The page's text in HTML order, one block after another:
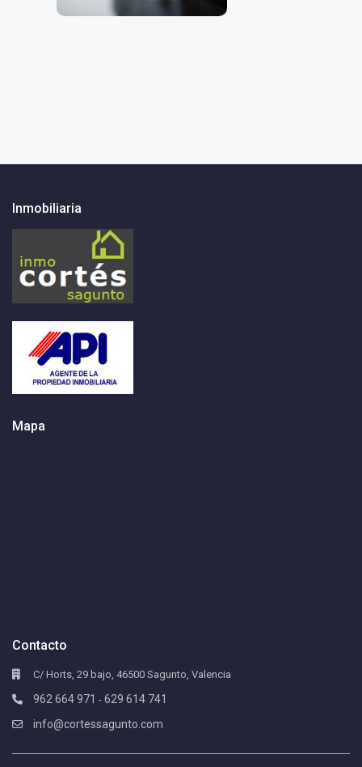
Inmobiliaria
Mapa
Contacto
C/ Horts, 29 bajo, 46500 Sagunto, Valencia
962 664 971 -629 614 741
info@cortessagunto.com